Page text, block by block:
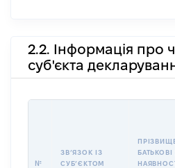
2.2. Інформація про
суб'єкта
№
ЗВʼЯЗОК ІЗ
СУБʼЄКТОМ
БАТЬКОВІ